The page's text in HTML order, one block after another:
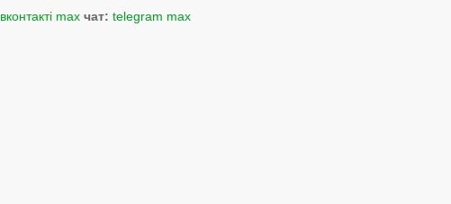
вконтакті max чат: telegram max